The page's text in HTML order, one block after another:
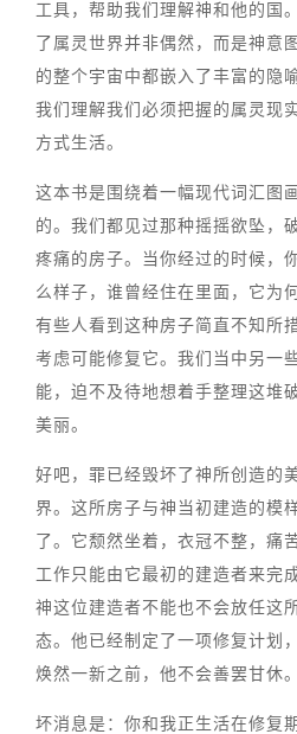
工具，帮助我们理解神和他的国
了属灵世界并非偶然，而是神意
的整个宇宙中都嵌入了丰富的隐
我们理解我们必须把握的属灵现
方式生活。
这本书是围绕着一幅现代词汇
的。我们都见过那种摇摇欲坠，
疼痛的房子。当你经过的时候，
么样子，谁曾经住在里面，它为
有些人看到这种房子简直不知所
考虑可能修复它。我们当中另一
能，迫不及待地想着手整理这堆
美丽。
好吧，罪已经毁坏了神所创造的
界。这所房子与神当初建造的模
了。它颓然坐着，衣冠不整，痛
工作只能由它最初的建造者来完
神这位建造者不能也不会放任这
态。他已经制定了一项修复计划
焕然一新之前，他不会善罢甘休
坏消息是：你和我正生活在修复